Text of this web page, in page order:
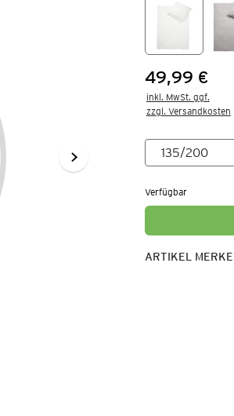
Preis:
49,99 €
inkl. MwSt. ggf.
zzgl. Versandkosten
Verfügbar
ARTIKEL